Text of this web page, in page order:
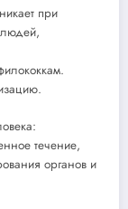
при
течение,
органов и